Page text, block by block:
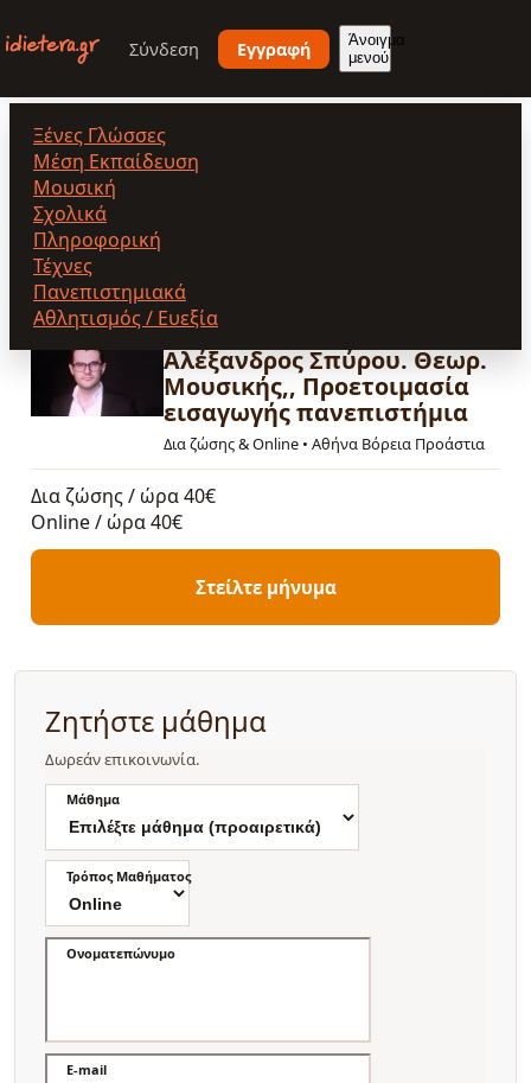
προς
κυρίως
Σύνδεση Εγγραφή
Άνοιγμα
μενού
Ξένες Γλώσσες
Μέση Εκπαίδευση
Μουσική
Σχολικά
Πληροφορική
Τέχνες
Πανεπιστημιακά
Αθλητισμός / Ευεξία
Αλέξανδρος Σπύρου. Θεωρ.
Μουσικής,, Προετοιμασία
εισαγωγής πανεπιστήμια
Αλέξανδρος Σπύρου. Θεωρ.
Μουσικής,, Προετοιμασία
εισαγωγής πανεπιστήμια
Δια ζώσης & Online • Αθήνα Βόρεια Προάστια
Δια ζώσης / ώρα 40€
Online / ώρα 40€
Στείλτε μήνυμα
Ζητήστε μάθημα
Δωρεάν επικοινωνία.
Μάθημα
Τρόπος Μαθήματος
Ονοματεπώνυμο
E-mail